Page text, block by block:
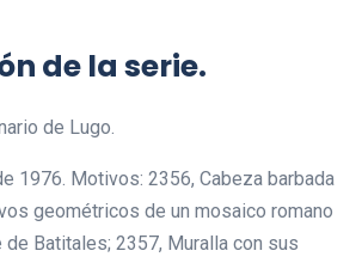
de la serie.
de Lugo.
1976. Motivos: 2356, Cabeza barbada
geométricos de un mosaico romano
Batitales; 2357, Muralla con sus